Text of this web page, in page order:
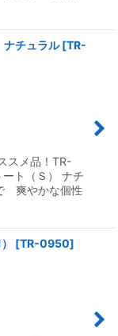
ナチュラル [TR-
スメ品！TR-
ト（Ｓ） ナチ
爽やかな個性
[TR-0950]